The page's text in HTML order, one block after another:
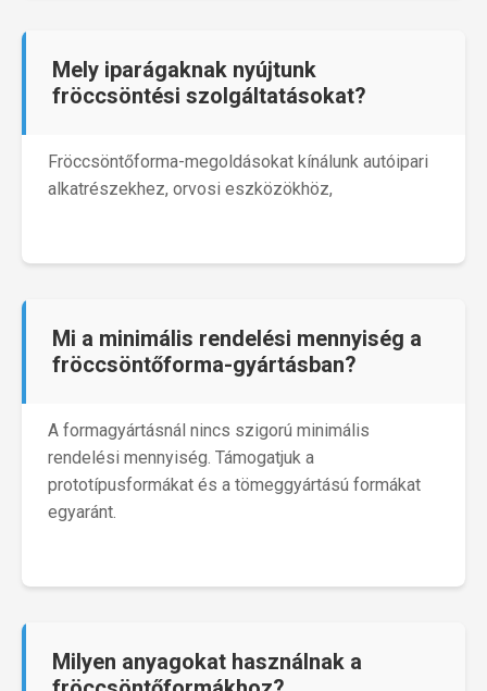
Mely iparágaknak nyújtunk
fröccsöntési szolgáltatásokat?
Fröccsöntőforma-megoldásokat kínálunk autóipari
alkatrészekhez, orvosi eszközökhöz,
Mi a minimális rendelési mennyiség a
fröccsöntőforma-gyártásban?
A formagyártásnál nincs szigorú minimális
rendelési mennyiség. Támogatjuk a
prototípusformákat és a tömeggyártású formákat
egyaránt.
Milyen anyagokat használnak a